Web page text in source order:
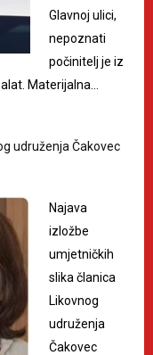
Glavnoj ulici,
nepoznati
počinitelj je iz
Materijalna…
udruženja Čakovec
Najava
izložbe
umjetničkih
slika članica
Likovnog
udruženja
Čakovec